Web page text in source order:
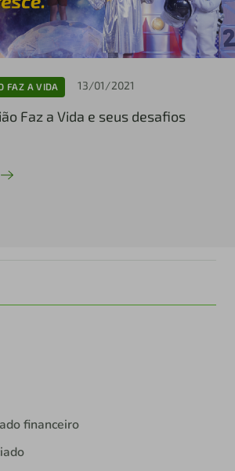
FAZ A VIDA 13/01/2021
Faz a Vida e seus desafios
financeiro